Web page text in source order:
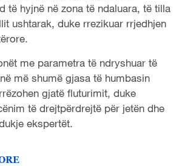
të hyjnë në zona të ndaluara, të tilla
ushtarak, duke rrezikuar rrjedhjen
me parametra të ndryshuar të
më shumë gjasa të humbasin
gjatë fluturimit, duke
të drejtpërdrejtë për jetën dhe
ekspertët.